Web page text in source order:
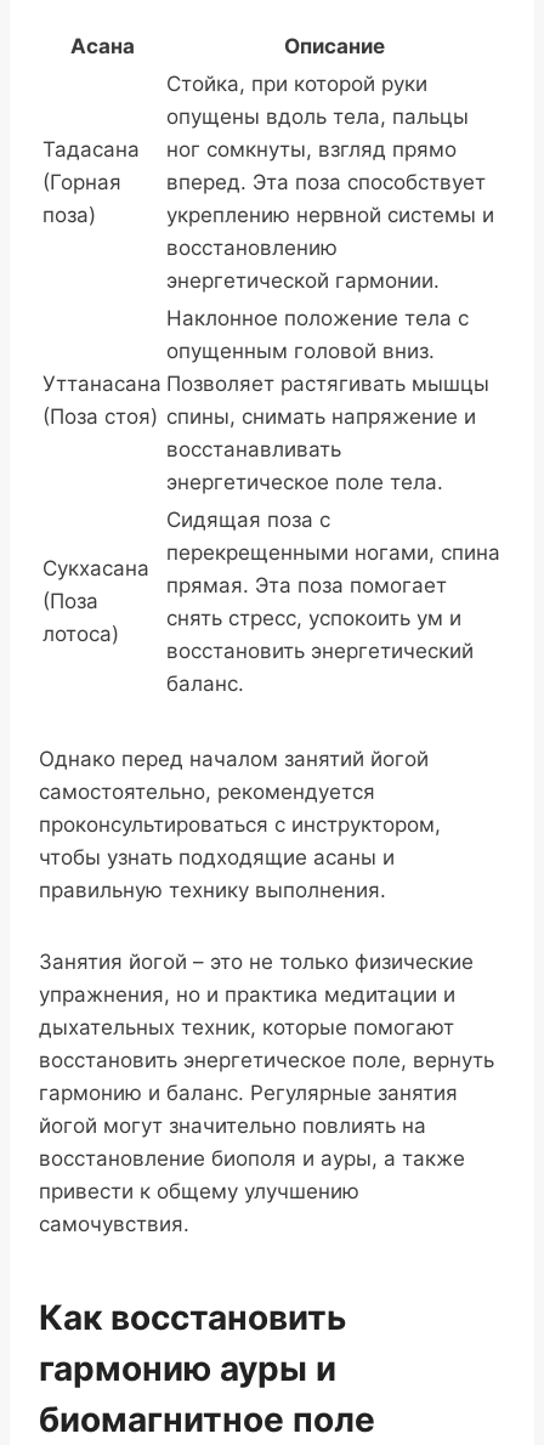
Асана Описание
Тадасана
(Горная
поза)
Стойка, при которой руки
опущены вдоль тела, пальцы
ног сомкнуты, взгляд прямо
вперед. Эта поза способствует
укреплению нервной системы и
восстановлению
энергетической гармонии.
Уттанасана
(Поза стоя)
Наклонное положение тела с
опущенным головой вниз.
Позволяет растягивать мышцы
спины, снимать напряжение и
восстанавливать
энергетическое поле тела.
Сукхасана
(Поза
лотоса)
Сидящая поза с
перекрещенными ногами, спина
прямая. Эта поза помогает
снять стресс, успокоить ум и
восстановить энергетический
баланс.
Однако перед началом занятий йогой
самостоятельно, рекомендуется
проконсультироваться с инструктором,
чтобы узнать подходящие асаны и
правильную технику выполнения.
Занятия йогой – это не только физические
упражнения, но и практика медитации и
дыхательных техник, которые помогают
восстановить энергетическое поле, вернуть
гармонию и баланс. Регулярные занятия
йогой могут значительно повлиять на
восстановление биополя и ауры, а также
привести к общему улучшению
самочувствия.
Как восстановить
гармонию ауры и
биомагнитное поле